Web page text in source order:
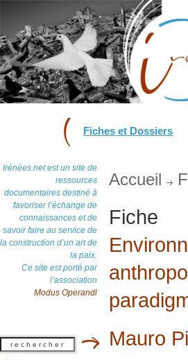
Fiches et Dossiers
Irénées.net est un site de
ressources
documentaires destiné à
favoriser l’échange de
connaissances et de
savoir faire au service de
la construction d’un art de
la paix.
Ce site est porté par
l’association
Modus Operandi
Accueil
Mauro